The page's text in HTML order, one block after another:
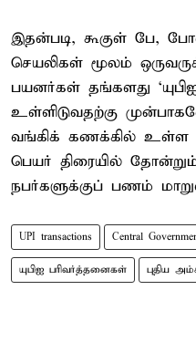
இதன்படி, கூகுள் பே,
செயலிகள் மூலம்
பயனர்கள் தங்களது
உள்ளிடுவதற்கு
வங்கிக் கணக்கில் உள்ள
பெயர் திரையில்
நபர்களுக்குப் பணம்
UPI transactions Central
யுபிஐ பரிவர்த்தனைகள் புதிய